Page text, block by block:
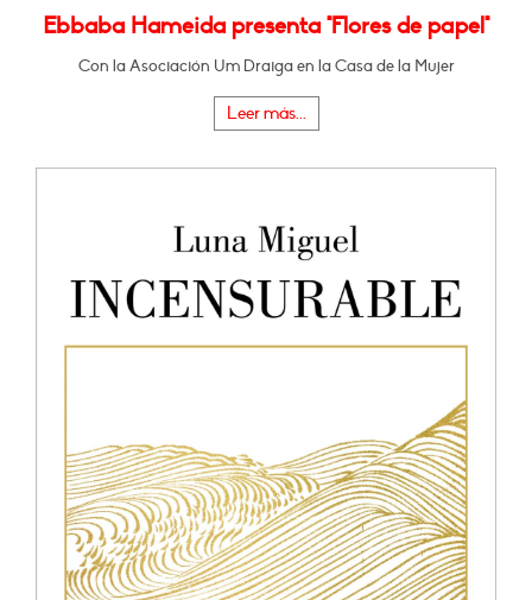
Ebbaba Hameida presenta "Flores de papel"
Con la Asociación Um Draiga en la Casa de la Mujer
Leer más...